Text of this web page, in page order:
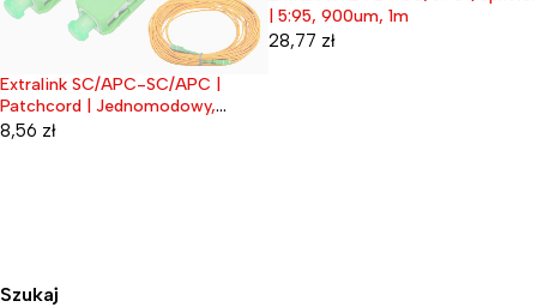
Wyprzedane
Extralink SC/APC-SC/APC |
Patchcord | Jednomodowy,
Simplex, 3mm, 7m
8,56 zł
| 5:95, 900um, 1m
28,77 zł
Szukaj